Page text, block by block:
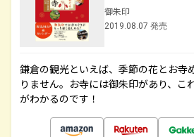
御朱印
2019.08.07 発売
鎌倉の観光といえば、季節の花とお寺
りません。お寺には御朱印があり、こ
がわかるのです！